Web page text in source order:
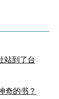
站到了台
奇的书？